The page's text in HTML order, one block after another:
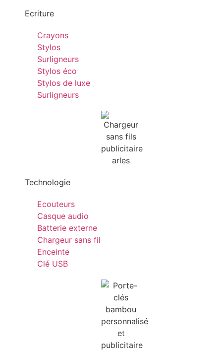
Ecriture
Crayons
Stylos
Surligneurs
Stylos éco
Stylos de luxe
Surligneurs
Technologie
Ecouteurs
Casque audio
Batterie externe
Chargeur sans fil
Enceinte
Clé USB